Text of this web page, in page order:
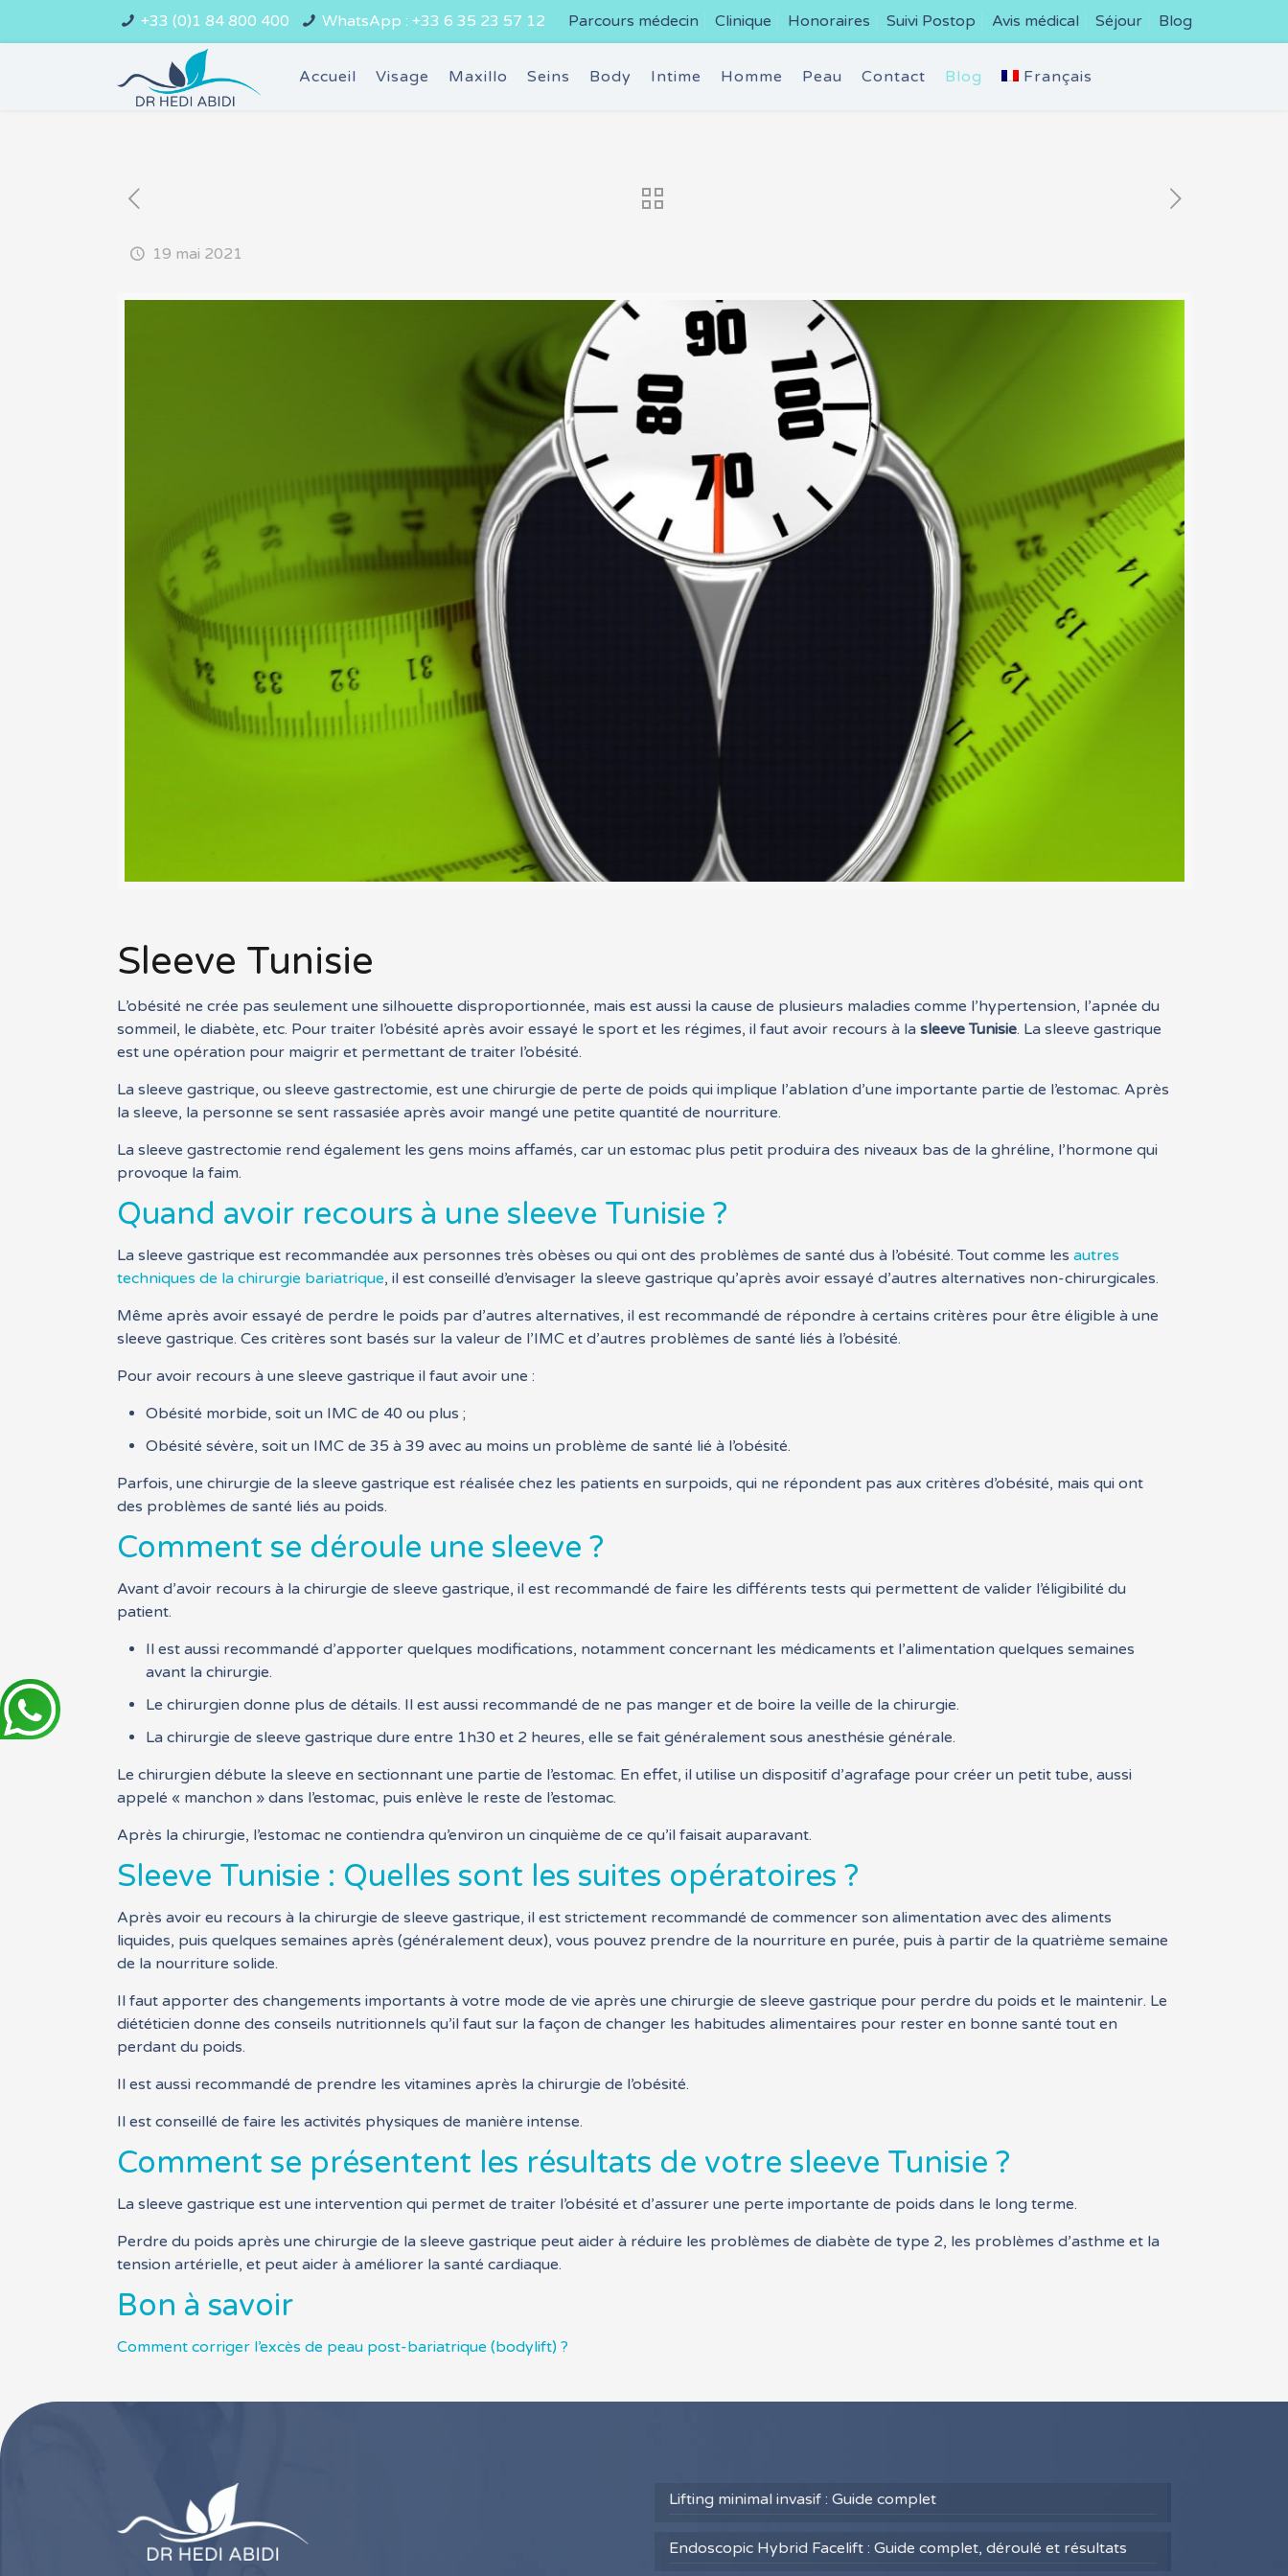
+33 (0)1 84 800 400 WhatsApp : +33 6 35 23 57 12 Parcours médecin Clinique Honoraires Suivi Postop Avis médical Séjour Blog
Accueil Visage Maxillo Seins Body Intime Homme Peau Contact Blog Français
19 mai 2021
Sleeve Tunisie
L’obésité ne crée pas seulement une silhouette disproportionnée, mais est aussi la cause de plusieurs maladies comme l’hypertension, l’apnée du
sommeil, le diabète, etc. Pour traiter l’obésité après avoir essayé le sport et les régimes, il faut avoir recours à lasleeve Tunisie. La sleeve gastrique
est une opération pour maigrir et permettant de traiter l’obésité.
La sleeve gastrique, ou sleeve gastrectomie, est une chirurgie de perte de poids qui implique l’ablation d’une importante partie de l’estomac. Après
la sleeve, la personne se sent rassasiée après avoir mangé une petite quantité de nourriture.
La sleeve gastrectomie rend également les gens moins affamés, car un estomac plus petit produira des niveaux bas de la ghréline, l’hormone qui
provoque la faim.
Quand avoir recours à une sleeve Tunisie ?
La sleeve gastrique est recommandée aux personnes très obèses ou qui ont des problèmes de santé dus à l’obésité. Tout comme lesautres
techniques de la chirurgie bariatrique, il est conseillé d’envisager la sleeve gastrique qu’après avoir essayé d’autres alternatives non-chirurgicales.
Même après avoir essayé de perdre le poids par d’autres alternatives, il est recommandé de répondre à certains critères pour être éligible à une
sleeve gastrique. Ces critères sont basés sur la valeur de l’IMC et d’autres problèmes de santé liés à l’obésité.
Pour avoir recours à une sleeve gastrique il faut avoir une :
Obésité morbide, soit un IMC de 40 ou plus ;
Obésité sévère, soit un IMC de 35 à 39 avec au moins un problème de santé lié à l’obésité.
Parfois, une chirurgie de la sleeve gastrique est réalisée chez les patients en surpoids, qui ne répondent pas aux critères d’obésité, mais qui ont
des problèmes de santé liés au poids.
Comment se déroule une sleeve ?
Avant d’avoir recours à la chirurgie de sleeve gastrique, il est recommandé de faire les différents tests qui permettent de valider l’éligibilité du
patient.
Il est aussi recommandé d’apporter quelques modifications, notamment concernant les médicaments et l’alimentation quelques semaines
avant la chirurgie.
Le chirurgien donne plus de détails. Il est aussi recommandé de ne pas manger et de boire la veille de la chirurgie.
La chirurgie de sleeve gastrique dure entre 1h30 et 2 heures, elle se fait généralement sous anesthésie générale.
Le chirurgien débute la sleeve en sectionnant une partie de l’estomac. En effet, il utilise un dispositif d’agrafage pour créer un petit tube, aussi
appelé « manchon » dans l’estomac, puis enlève le reste de l’estomac.
Après la chirurgie, l’estomac ne contiendra qu’environ un cinquième de ce qu’il faisait auparavant.
Sleeve Tunisie : Quelles sont les suites opératoires ?
Après avoir eu recours à la chirurgie de sleeve gastrique, il est strictement recommandé de commencer son alimentation avec des aliments
liquides, puis quelques semaines après (généralement deux), vous pouvez prendre de la nourriture en purée, puis à partir de la quatrième semaine
de la nourriture solide.
Il faut apporter des changements importants à votre mode de vie après une chirurgie de sleeve gastrique pour perdre du poids et le maintenir. Le
diététicien donne des conseils nutritionnels qu’il faut sur la façon de changer les habitudes alimentaires pour rester en bonne santé tout en
perdant du poids.
Il est aussi recommandé de prendre les vitamines après la chirurgie de l’obésité.
Il est conseillé de faire les activités physiques de manière intense.
Comment se présentent les résultats de votre sleeve Tunisie ?
La sleeve gastrique est une intervention qui permet de traiter l’obésité et d’assurer une perte importante de poids dans le long terme.
Perdre du poids après une chirurgie de la sleeve gastrique peut aider à réduire les problèmes de diabète de type 2, les problèmes d’asthme et la
tension artérielle, et peut aider à améliorer la santé cardiaque.
Bon à savoir
Comment corriger l’excès de peau post-bariatrique (bodylift) ?
Lifting minimal invasif : Guide complet
Endoscopic Hybrid Facelift : Guide complet, déroulé et résultats